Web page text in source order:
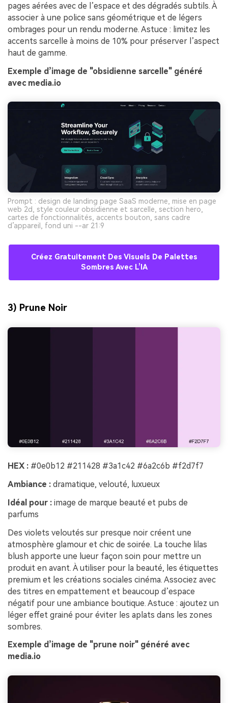
pages aérées avec de l’espace et des dégradés subtils. À
associer à une police sans géométrique et de légers
ombrages pour un rendu moderne. Astuce : limitez les
accents sarcelle à moins de 10% pour préserver l’aspect
haut de gamme.
Exemple d’image de "obsidienne sarcelle" généré
avec media.io
Prompt : design de landing page SaaS moderne, mise en page
web 2d, style couleur obsidienne et sarcelle, section hero,
cartes de fonctionnalités, accents bouton, sans cadre
d’appareil, fond uni --ar 21:9
Créez Gratuitement Des Visuels De Palettes
Sombres Avec L’IA
3) Prune Noir
HEX : #0e0b12 #211428 #3a1c42 #6a2c6b #f2d7f7
Ambiance : dramatique, velouté, luxueux
Idéal pour : image de marque beauté et pubs de
parfums
Des violets veloutés sur presque noir créent une
atmosphère glamour et chic de soirée. La touche lilas
blush apporte une lueur façon soin pour mettre un
produit en avant. À utiliser pour la beauté, les étiquettes
premium et les créations sociales cinéma. Associez avec
des titres en empattement et beaucoup d’espace
négatif pour une ambiance boutique. Astuce : ajoutez un
léger effet grainé pour éviter les aplats dans les zones
sombres.
Exemple d’image de "prune noir" généré avec
media.io